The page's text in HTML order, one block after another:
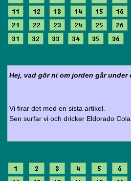
11
12 13 14 15 16
21
22 23 24 25 26
31
32 33 34 35 36
Hej, vad gör ni om jorden går under
Vi firar det med en sista artikel.
Sen surfar vi och dricker Eldorado Cola.
1 2 3 4 5 6